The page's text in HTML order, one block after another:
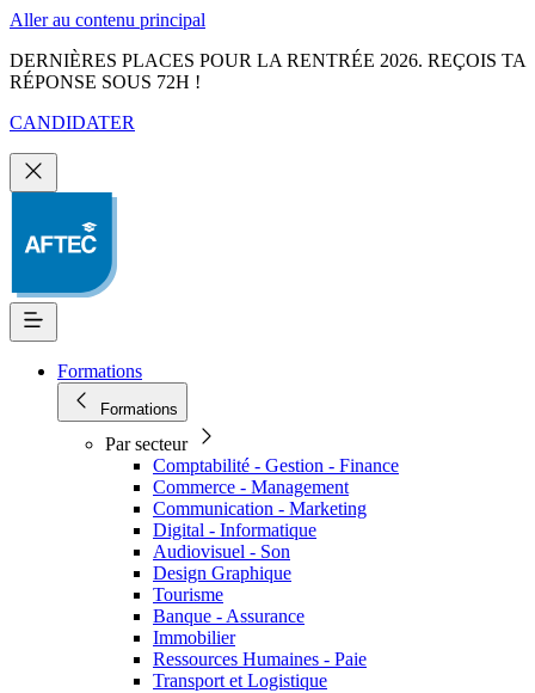
Aller au contenu principal
DERNIÈRES PLACES POUR LA RENTRÉE 2026. REÇOIS TA
RÉPONSE SOUS 72H !
CANDIDATER
Formations
Formations
Par secteur
Comptabilité - Gestion - Finance
Commerce - Management
Communication - Marketing
Digital - Informatique
Audiovisuel - Son
Design Graphique
Tourisme
Banque - Assurance
Immobilier
Ressources Humaines - Paie
Transport et Logistique